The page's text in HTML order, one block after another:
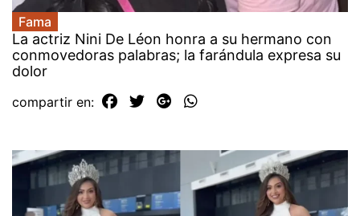
Fama
La actriz Nini De Léon honra a su hermano con
conmovedoras palabras; la farándula expresa su
dolor
compartir en: